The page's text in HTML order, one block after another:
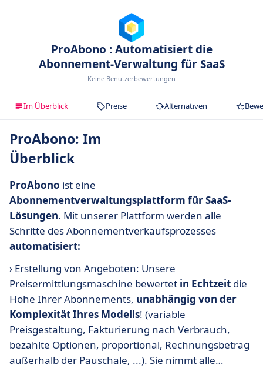
ProAbono : Automatisiert die
Abonnement-Verwaltung für SaaS
Keine Benutzerbewertungen
Im Überblick Preise Alternativen
ProAbono: Im
Überblick
ProAbono ist eine
Abonnementverwaltungsplattform für SaaS-
Lösungen. Mit unserer Plattform werden alle
Schritte des Abonnementverkaufsprozesses
automatisiert:
› Erstellung von Angeboten: Unsere
Preisermittlungsmaschine bewertet in Echtzeit die
Höhe Ihrer Abonnements, unabhängig von der
Komplexität Ihres Modells! (variable
Preisgestaltung, Fakturierung nach Verbrauch,
bezahlte Optionen, proportional, Rechnungsbetrag
außerhalb der Pauschale, ...). Sie nimmt alle